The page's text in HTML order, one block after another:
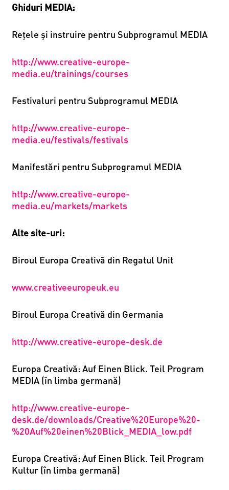
Ghiduri MEDIA:
Reţele și instruire pentru Subprogramul MEDIA
http://www.creative-europe-
media.eu/trainings/courses
Festivaluri pentru Subprogramul MEDIA
http://www.creative-europe-
media.eu/festivals/festivals
Manifestări pentru Subprogramul MEDIA
http://www.creative-europe-
media.eu/markets/markets
Alte site-uri:
Biroul Europa Creativă din Regatul Unit
www.creativeeuropeuk.eu
Biroul Europa Creativă din Germania
http://www.creative-europe-desk.de
Europa Creativă: Auf Einen Blick. Teil Program
MEDIA (în limba germană)
http://www.creative-europe-
desk.de/downloads/Creative%20Europe%20-
%20Auf%20einen%20Blick_MEDIA_low.pdf
Europa Creativă: Auf Einen Blick. Teil Program
Kultur (în limba germană)